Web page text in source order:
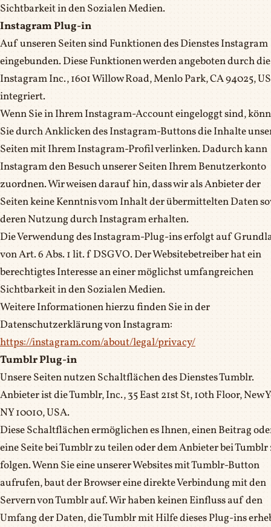
Sichtbarkeit in den Sozialen Medien.
Instagram Plug-in
Auf unseren Seiten sind Funktionen des Dienstes Instagram
eingebunden. Diese Funktionen werden angeboten durch die
Instagram Inc., 1601 Willow Road, Menlo Park, CA 94025,
integriert.
Wenn Sie in Ihrem Instagram-Account eingeloggt sind,
Sie durch Anklicken des Instagram-Buttons die Inhalte
Seiten mit Ihrem Instagram-Profil verlinken. Dadurch kann
Instagram den Besuch unserer Seiten Ihrem Benutzerkonto
zuordnen. Wir weisen darauf hin, dass wir als Anbieter der
Seiten keine Kenntnis vom Inhalt der übermittelten Daten
deren Nutzung durch Instagram erhalten.
Die Verwendung des Instagram-Plug-ins erfolgt auf
von Art. 6 Abs. 1 lit. f DSGVO. Der Websitebetreiber hat ein
berechtigtes Interesse an einer möglichst umfangreichen
Sichtbarkeit in den Sozialen Medien.
Weitere Informationen hierzu finden Sie in der
Datenschutzerklärung von Instagram:
https://instagram.com/about/legal/privacy/
Tumblr Plug-in
Unsere Seiten nutzen Schaltflächen des Dienstes Tumblr.
Anbieter ist die Tumblr, Inc., 35 East 21st St, 10th Floor, New
NY 10010, USA.
Diese Schaltflächen ermöglichen es Ihnen, einen Beitrag
eine Seite bei Tumblr zu teilen oder dem Anbieter bei Tumblr
folgen. Wenn Sie eine unserer Websites mit Tumblr-Button
aufrufen, baut der Browser eine direkte Verbindung mit den
Servern von Tumblr auf. Wir haben keinen Einfluss auf den
Umfang der Daten, die Tumblr mit Hilfe dieses Plug-ins